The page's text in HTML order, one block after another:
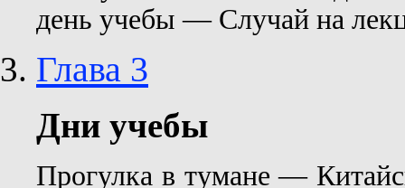
день учебы — Случай на
Глава 3
Дни учебы
Прогулка в тумане —